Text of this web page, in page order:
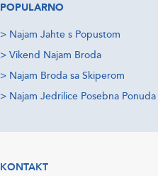
POPULARNO
> Najam Jahte s Popustom
> Vikend Najam Broda
> Najam Broda sa Skiperom
> Najam Jedrilice Posebna Ponuda
KONTAKT